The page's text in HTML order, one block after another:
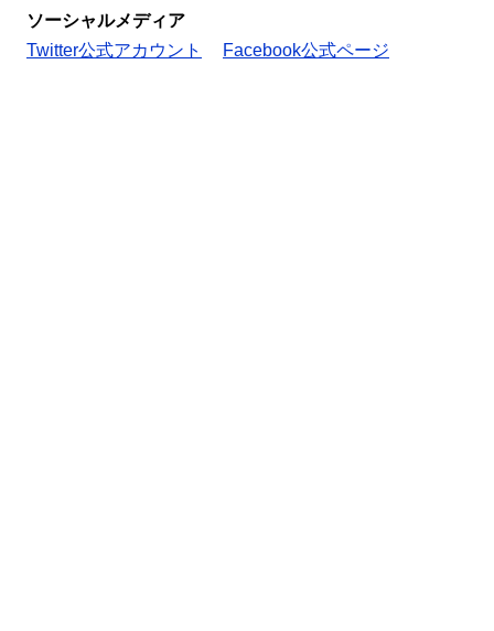
ソーシャルメディア
Twitter公式アカウント
Facebook公式ページ